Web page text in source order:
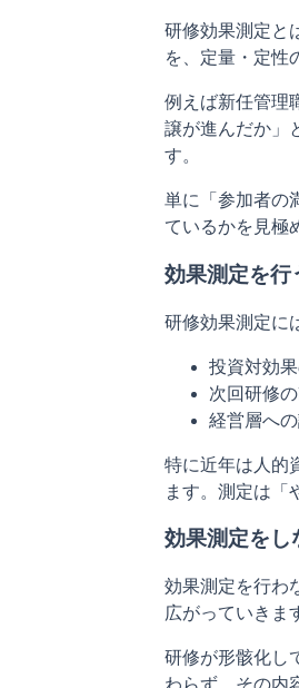
研修効果測定と
を、定量・定性
例えば新任管理
譲が進んだか」
す。
単に「参加者の
ているかを見極
効果測定を行
研修効果測定に
投資対効
次回研修
経営層へ
特に近年は人的
ます。測定は「
効果測定をし
効果測定を行わ
広がっていきま
研修が形骸化し
わらず、その内